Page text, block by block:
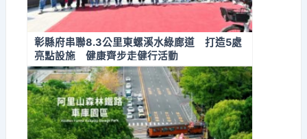
彰縣府串聯8.3公里東螺溪水綠廊道 打造5處
亮點設施 健康齊步走健行活動